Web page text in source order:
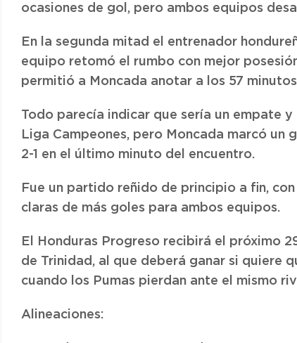
ocasiones de gol, pero ambos equipos
En la segunda mitad el entrenador
equipo retomó el rumbo con mejor
permitió a Moncada anotar a los 57
Todo parecía indicar que sería un empate
Liga Campeones, pero Moncada marcó
2-1 en el último minuto del encuentro.
Fue un partido reñido de principio a fin,
claras de más goles para ambos equipos.
El Honduras Progreso recibirá el próximo
de Trinidad, al que deberá ganar si quiere
cuando los Pumas pierdan ante el mismo
Alineaciones: